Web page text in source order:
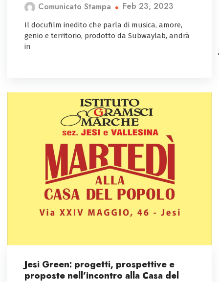
Comunicato Stampa Feb 23, 2023
Il docufilm inedito che parla di musica, amore,
genio e territorio, prodotto da Subwaylab, andrà
in
Jesi Green: progetti, prospettive e
proposte nell’incontro alla Casa del